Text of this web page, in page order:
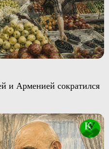
и Арменией сократился